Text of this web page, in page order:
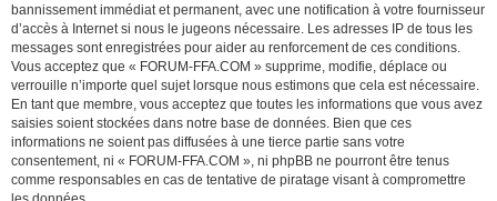
bannissement immédiat et permanent, avec une notification à votre fournisseur
d’accès à Internet si nous le jugeons nécessaire. Les adresses IP de tous les
messages sont enregistrées pour aider au renforcement de ces conditions.
Vous acceptez que « FORUM-FFA.COM » supprime, modifie, déplace ou
verrouille n’importe quel sujet lorsque nous estimons que cela est nécessaire.
En tant que membre, vous acceptez que toutes les informations que vous avez
saisies soient stockées dans notre base de données. Bien que ces
informations ne soient pas diffusées à une tierce partie sans votre
consentement, ni « FORUM-FFA.COM », ni phpBB ne pourront être tenus
comme responsables en cas de tentative de piratage visant à compromettre